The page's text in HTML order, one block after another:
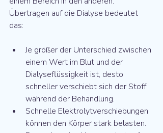
Übertragen auf die Dialyse bedeutet
das:
Je größer der Unterschied zwischen
einem Wert im Blut und der
Dialyseflüssigkeit ist, desto
schneller verschiebt sich der Stoff
während der Behandlung.
Schnelle Elektrolytverschiebungen
können den Körper stark belasten.